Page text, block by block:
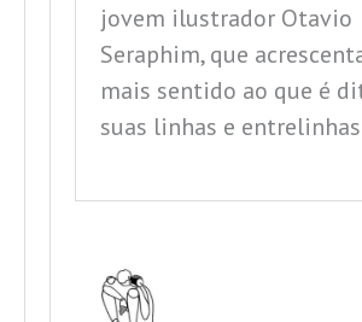
jovem ilustrador Otavio
Seraphim, que
mais sentido ao que é
suas linhas e